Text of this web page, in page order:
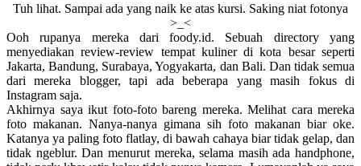
Tuh lihat. Sampai ada yang naik ke atas kursi. Saking niat fotonya
>_<
Ooh rupanya mereka dari foody.id. Sebuah directory yang
menyediakan review-review tempat kuliner di kota besar seperti
Jakarta, Bandung, Surabaya, Yogyakarta, dan Bali. Dan tidak semua
dari mereka blogger, tapi ada beberapa yang masih fokus di
Instagram saja.
Akhirnya saya ikut foto-foto bareng mereka. Melihat cara mereka
foto makanan. Nanya-nanya gimana sih foto makanan biar oke.
Katanya ya paling foto flatlay, di bawah cahaya biar tidak gelap, dan
tidak ngeblur. Dan menurut mereka, selama masih ada handphone,